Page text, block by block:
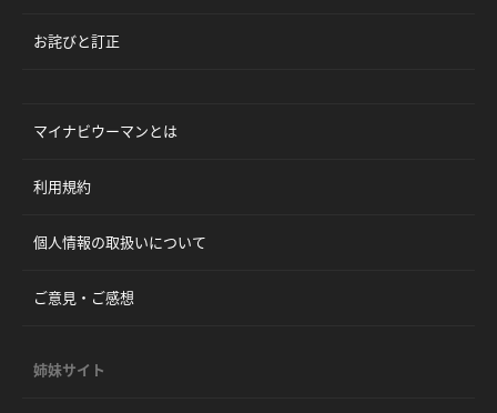
お詫びと訂正
マイナビウーマンとは
利用規約
個人情報の取扱いについて
ご意見・ご感想
姉妹サイト